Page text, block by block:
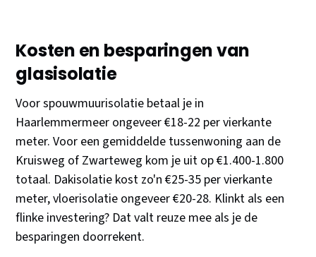
Kosten en besparingen van
glasisolatie
Voor spouwmuurisolatie betaal je in
Haarlemmermeer ongeveer €18-22 per vierkante
meter. Voor een gemiddelde tussenwoning aan de
Kruisweg of Zwarteweg kom je uit op €1.400-1.800
totaal. Dakisolatie kost zo'n €25-35 per vierkante
meter, vloerisolatie ongeveer €20-28. Klinkt als een
flinke investering? Dat valt reuze mee als je de
besparingen doorrekent.